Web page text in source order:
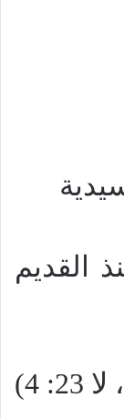
القديم
كعيد الفصح (خر 12: 24، لا 23: 4)